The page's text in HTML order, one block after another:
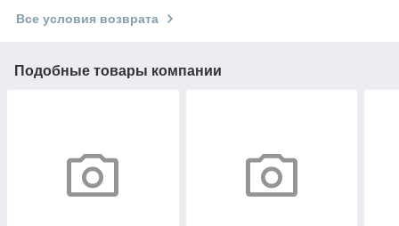
Все условия возврата
Подобные товары компании